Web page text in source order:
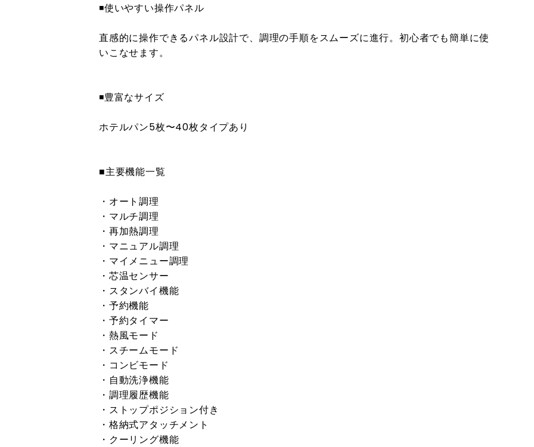
◾️使いやすい操作パネル
直感的に操作できるパネル設計で、調理の手順をスムーズに進行。初心者でも簡単に使
いこなせます。
◾️豊富なサイズ
ホテルパン5枚〜40枚タイプあり
■主要機能一覧
・オート調理
・マルチ調理
・再加熱調理
・マニュアル調理
・マイメニュー調理
・芯温センサー
・スタンバイ機能
・予約機能
・予約タイマー
・熱風モード
・スチームモード
・コンビモード
・自動洗浄機能
・調理履歴機能
・ストップポジション付き
・格納式アタッチメント
・クーリング機能